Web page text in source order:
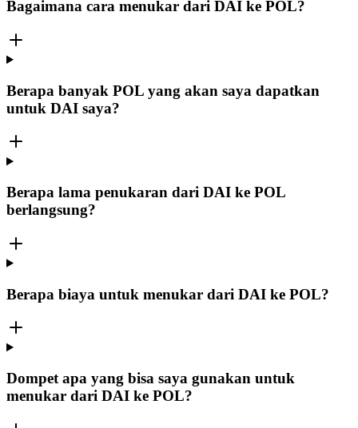
Bagaimana cara menukar dari DAI ke POL?
Berapa banyak POL yang akan saya dapatkan
untuk DAI saya?
Berapa lama penukaran dari DAI ke POL
berlangsung?
Berapa biaya untuk menukar dari DAI ke POL?
Dompet apa yang bisa saya gunakan untuk
menukar dari DAI ke POL?